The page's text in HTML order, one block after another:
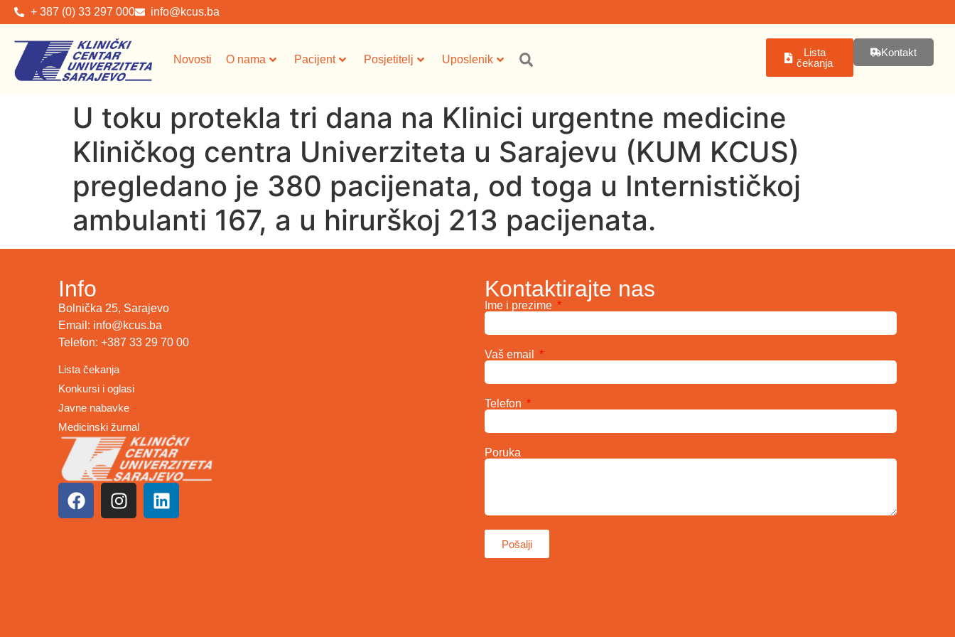
+ 387 (0) 33 297 000 info@kcus.ba
Novosti O nama Pacijent Posjetitelj Uposlenik
Lista
čekanja
Kontakt
U toku protekla tri dana na Klinici urgentne medicine
Kliničkog centra Univerziteta u Sarajevu (KUM KCUS)
pregledano je 380 pacijenata, od toga u Internističkoj
ambulanti 167, a u hirurškoj 213 pacijenata.
Info
Bolnička 25, Sarajevo
Email: info@kcus.ba
Telefon: +387 33 29 70 00
Lista čekanja
Konkursi i oglasi
Javne nabavke
Medicinski žurnal
Kontaktirajte nas
Ime i prezime
Vaš email
Telefon
Poruka
Pošalji